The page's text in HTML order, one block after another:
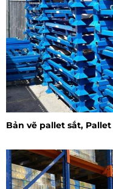
Bản vẽ pallet sắt,